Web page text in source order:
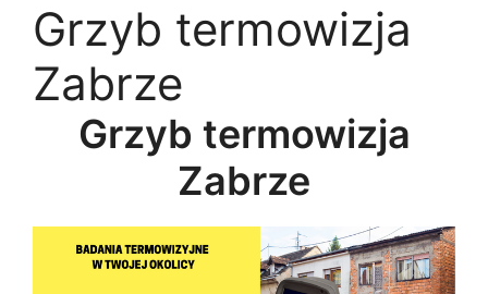
Grzyb termowizja
Zabrze
Grzyb termowizja
Zabrze